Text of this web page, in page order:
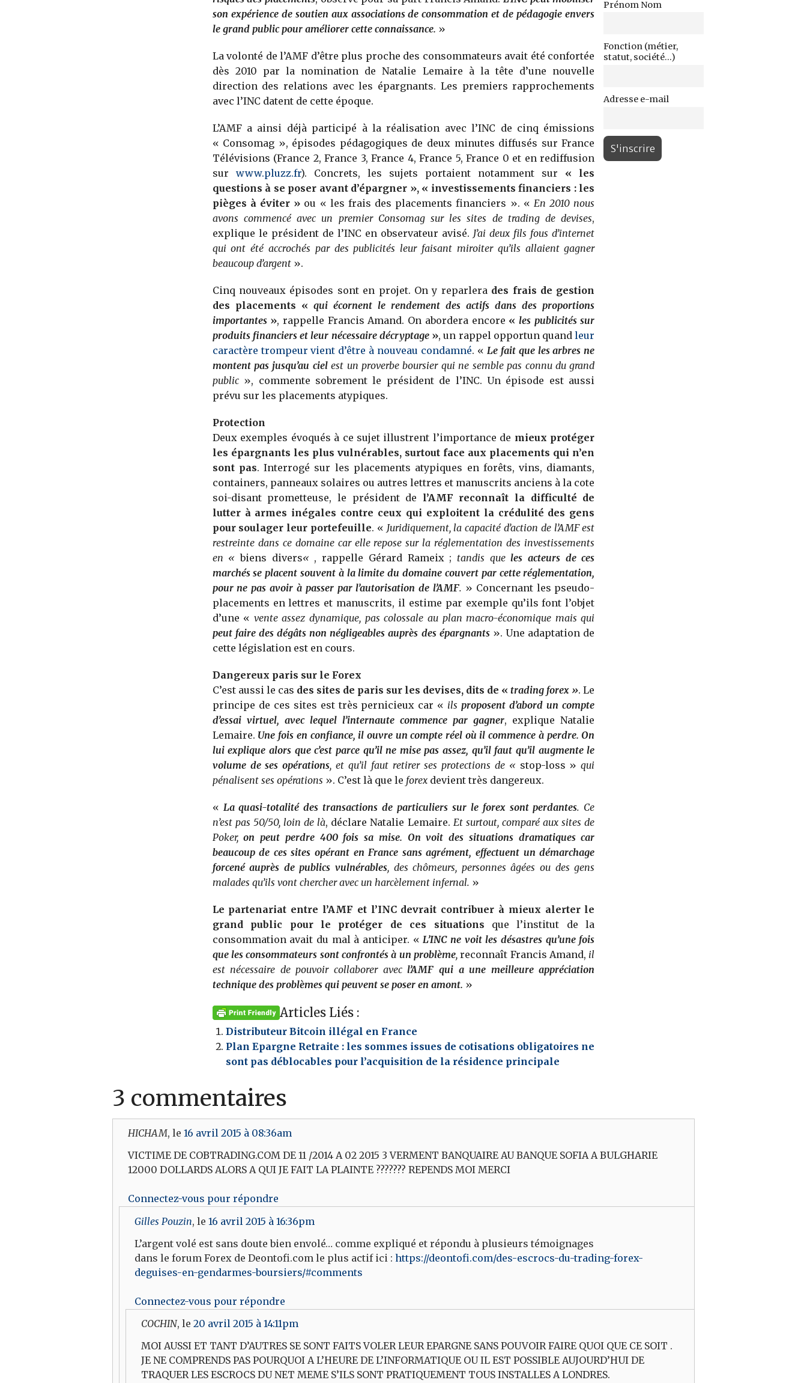
son expérience de soutien aux associations de consommation et de pédagogie envers
le grand public pour améliorer cette connaissance. »
La volonté de l’AMF d’être plus proche des consommateurs avait été confortée
dès 2010 par la nomination de Natalie Lemaire à la tête d’une nouvelle
direction des relations avec les épargnants. Les premiers rapprochements
avec l’INC datent de cette époque.
L’AMF a ainsi déjà participé à la réalisation avec l’INC de cinq émissions
« Consomag », épisodes pédagogiques de deux minutes diffusés sur France
Télévisions (France 2, France 3, France 4, France 5, France 0 et en rediffusion
sur www.pluzz.fr). Concrets, les sujets portaient notamment sur « les
questions à se poser avant d’épargner », « investissements financiers : les
pièges à éviter » ou « les frais des placements financiers ». « En 2010 nous
avons commencé avec un premier Consomag sur les sites de trading de devises,
explique le président de l’INC en observateur avisé. J’ai deux fils fous d’internet
qui ont été accrochés par des publicités leur faisant miroiter qu’ils allaient gagner
beaucoup d’argent».
Cinq nouveaux épisodes sont en projet. On y reparlera des frais de gestion
des placements « qui écornent le rendement des actifs dans des proportions
importantes», rappelle Francis Amand. On abordera encore « les publicités sur
produits financiers et leur nécessaire décryptage», un rappel opportun quandleur
caractère trompeur vient d’être à nouveau condamné. « Le fait que les arbres ne
montent pas jusqu’au cielest un proverbe boursier qui ne semble pas connu du grand
public», commente sobrement le président de l’INC. Un épisode est aussi
prévu sur les placements atypiques.
Protection
Deux exemples évoqués à ce sujet illustrent l’importance de mieux protéger
les épargnants les plus vulnérables, surtout face aux placements qui n’en
sont pas. Interrogé sur les placements atypiques en forêts, vins, diamants,
containers, panneaux solaires ou autres lettres et manuscrits anciens à la cote
soi-disant prometteuse, le président de l’AMF reconnaît la difficulté de
lutter à armes inégales contre ceux qui exploitent la crédulité des gens
pour soulager leur portefeuille. « Juridiquement, la capacité d’action de l’AMF est
restreinte dans ce domaine car elle repose sur la réglementation des investissements
en «biens divers« , rappelle Gérard Rameix ; tandis queles acteurs de ces
marchés se placent souvent à la limite du domaine couvert par cette réglementation,
pour ne pas avoir à passer par l’autorisation de l’AMF. » Concernant les pseudo-
placements en lettres et manuscrits, il estime par exemple qu’ils font l’objet
d’une « vente assez dynamique, pas colossale au plan macro-économique mais qui
peut faire des dégâts non négligeables auprès des épargnants». Une adaptation de
cette législation est en cours.
Dangereux paris sur le Forex
C’est aussi le cas des sites de paris sur les devises, dits de «trading forex ». Le
principe de ces sites est très pernicieux car « ilsproposent d’abord un compte
d’essai virtuel, avec lequel l’internaute commence par gagner, explique Natalie
Lemaire. Une fois en confiance, il ouvre un compte réel où il commence à perdre. On
lui explique alors que c’est parce qu’il ne mise pas assez, qu’il faut qu’il augmente le
volume de ses opérations, et qu’il faut retirer ses protections de « stop-loss » qui
pénalisent ses opérations ». C’est là que le forexdevient très dangereux.
« La quasi-totalité des transactions de particuliers sur le forex sont perdantes. Ce
n’est pas 50/50, loin de là, déclare Natalie Lemaire. Et surtout, comparé aux sites de
Poker,on peut perdre 400 fois sa mise. On voit des situations dramatiques car
beaucoup de ces sites opérant en France sans agrément, effectuent un démarchage
forcené auprès de publics vulnérables, des chômeurs, personnes âgées ou des gens
malades qu’ils vont chercher avec un harcèlement infernal. »
Le partenariat entre l’AMF et l’INC devrait contribuer à mieux alerter le
grand public pour le protéger de ces situations que l’institut de la
consommation avait du mal à anticiper. « L’INC ne voit les désastres qu’une fois
que les consommateurs sont confrontés à un problème,reconnaît Francis Amand, il
est nécessaire de pouvoir collaborer avecl’AMF qui a une meilleure appréciation
technique des problèmes qui peuvent se poser en amont. »
Articles Liés :
Distributeur Bitcoin illégal en France
Plan Epargne Retraite : les sommes issues de cotisations obligatoires ne
sont pas déblocables pour l’acquisition de la résidence principale
Prénom Nom
Fonction (métier,
statut, société...)
Adresse e-mail
3 commentaires
HICHAM, le 16 avril 2015 à 08:36am
VICTIME DE COBTRADING.COM DE 11 /2014 A 02 2015 3 VERMENT BANQUAIRE AU BANQUE SOFIA A BULGHARIE
12000 DOLLARDS ALORS A QUI JE FAIT LA PLAINTE ??????? REPENDS MOI MERCI
Connectez-vous pour répondre
Gilles Pouzin, le 16 avril 2015 à 16:36pm
L’argent volé est sans doute bien envolé… comme expliqué et répondu à plusieurs témoignages
dans le forum Forex de Deontofi.com le plus actif ici : https://deontofi.com/des-escrocs-du-trading-forex-
deguises-en-gendarmes-boursiers/#comments
Connectez-vous pour répondre
COCHIN, le 20 avril 2015 à 14:11pm
MOI AUSSI ET TANT D’AUTRES SE SONT FAITS VOLER LEUR EPARGNE SANS POUVOIR FAIRE QUOI QUE CE SOIT .
JE NE COMPRENDS PAS POURQUOI A L’HEURE DE L’INFORMATIQUE OU IL EST POSSIBLE AUJOURD’HUI DE
TRAQUER LES ESCROCS DU NET MEME S’ILS SONT PRATIQUEMENT TOUS INSTALLES A LONDRES.